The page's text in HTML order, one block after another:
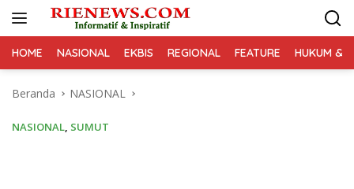
HOME NASIONAL EKBIS REGIONAL FEATURE HUKUM &
Beranda NASIONAL
NASIONAL, SUMUT